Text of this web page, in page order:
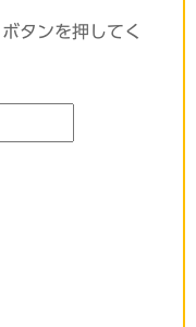
タンを押してく